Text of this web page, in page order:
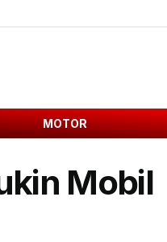
MOTOR
Mobil